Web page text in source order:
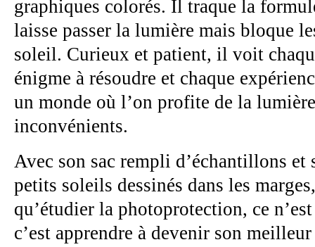
graphiques colorés. Il traque la
laisse passer la lumière mais bloque
soleil. Curieux et patient, il voit
énigme à résoudre et chaque
un monde où l’on profite de la
inconvénients.
Avec son sac rempli d’échantillons et
petits soleils dessinés dans les
qu’étudier la photoprotection, ce
c’est apprendre à devenir son